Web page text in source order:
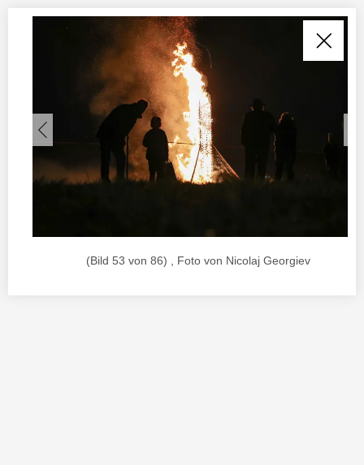
(Bild 53 von 86) , Foto von Nicolaj Georgiev